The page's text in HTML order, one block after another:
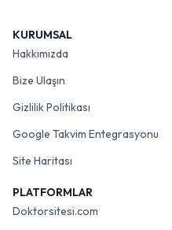
KURUMSAL
Hakkımızda
Bize Ulaşın
Gizlilik Politikası
Google Takvim Entegrasyonu
Site Haritası
PLATFORMLAR
Doktorsitesi.com